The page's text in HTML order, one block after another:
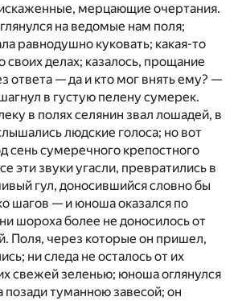
мерцающие очертания.
на ведомые нам поля;
равнодушно куковать; какая-то
своих делах; казалось, прощание
ответа — да и кто мог внять ему? —
в густую пелену сумерек.
в полях селянин звал лошадей, в
людские голоса; но вот
сень сумеречного крепостного
эти звуки угасли, превратились в
гул, доносившийся словно бы
шагов — и юноша оказался по
шороха более не доносилось от
Поля, через которые он пришел,
ни следа не осталось от их
свежей зеленью; юноша оглянулся
туманною завесой; он